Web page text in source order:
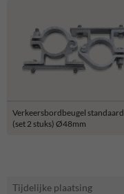
Verkeersbordbeugel standaard
(set 2 stuks) Ø48mm
Tijdelijke plaatsing